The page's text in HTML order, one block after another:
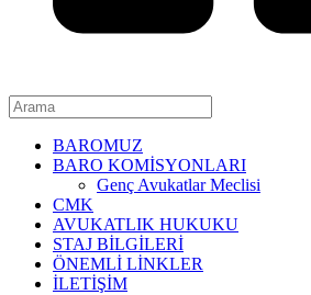
BAROMUZ
BARO KOMİSYONLARI
Genç Avukatlar Meclisi
CMK
AVUKATLIK HUKUKU
STAJ BİLGİLERİ
ÖNEMLİ LİNKLER
İLETİŞİM